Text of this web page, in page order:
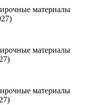
материалы
материалы
материалы